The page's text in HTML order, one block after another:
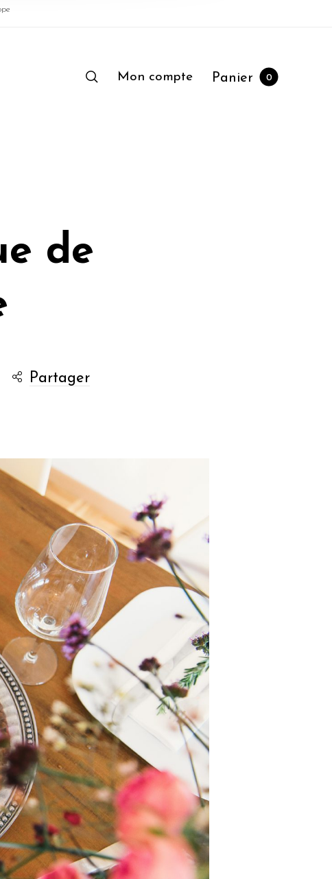
Mon compte Panier 0
de
Partager